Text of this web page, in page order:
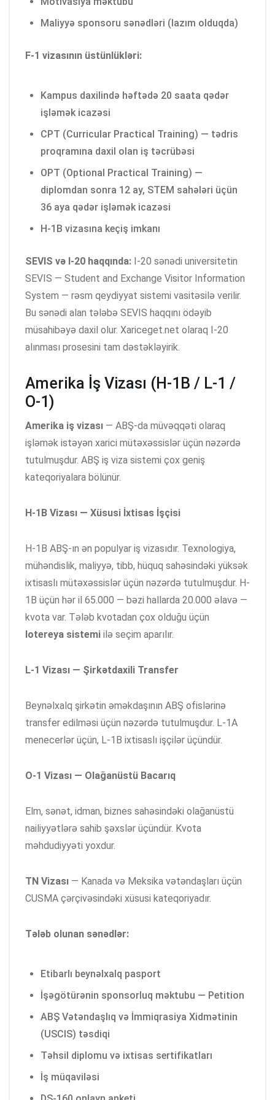
Maliyyə sponsoru sənədləri (lazım olduqda)
F-1 vizasının üstünlükləri:
Kampus daxilində həftədə 20 saata qədər
işləmək icazəsi
CPT (Curricular Practical Training) — tədris
proqramına daxil olan iş təcrübəsi
OPT (Optional Practical Training) —
diplomdan sonra 12 ay, STEM sahələri üçün
36 aya qədər işləmək icazəsi
H-1B vizasına keçiş imkanı
SEVIS və I-20 haqqında: I-20 sənədi universitetin
SEVIS — Student and Exchange Visitor Information
System — rəsm qeydiyyat sistemi vasitəsilə verilir.
Bu sənədi alan tələbə SEVIS haqqını ödəyib
müsahibəyə daxil olur. Xariceget.net olaraq I-20
alınması prosesini tam dəstəkləyirik.
Amerika İş Vizası (H-1B / L-1 /
O-1)
Amerika iş vizası — ABŞ-da müvəqqəti olaraq
işləmək istəyən xarici mütəxəssislər üçün nəzərdə
tutulmuşdur. ABŞ iş viza sistemi çox geniş
kateqoriyalara bölünür.
H-1B Vizası — Xüsusi İxtisas İşçisi
H-1B ABŞ-ın ən populyar iş vizasıdır. Texnologiya,
mühəndislik, maliyyə, tibb, hüquq sahəsindəki yüksək
ixtisaslı mütəxəssislər üçün nəzərdə tutulmuşdur. H-
1B üçün hər il 65.000 — bəzi hallarda 20.000 əlavə —
kvota var. Tələb kvotadan çox olduğu üçün
lotereya sistemi ilə seçim aparılır.
L-1 Vizası — Şirkətdaxili Transfer
Beynəlxalq şirkətin əməkdaşının ABŞ ofislərinə
transfer edilməsi üçün nəzərdə tutulmuşdur. L-1A
menecerlər üçün, L-1B ixtisaslı işçilər üçündür.
O-1 Vizası — Olağanüstü Bacarıq
Elm, sənət, idman, biznes sahəsindəki olağanüstü
nailiyyətlərə sahib şəxslər üçündür. Kvota
məhdudiyyəti yoxdur.
TN Vizası — Kanada və Meksika vətəndaşları üçün
CUSMA çərçivəsindəki xüsusi kateqoriyadır.
Tələb olunan sənədlər:
Etibarlı beynəlxalq pasport
İşəgötürənin sponsorluq məktubu — Petition
ABŞ Vətəndaşlıq və İmmiqrasiya Xidmətinin
(USCIS) təsdiqi
Təhsil diplomu və ixtisas sertifikatları
İş müqaviləsi